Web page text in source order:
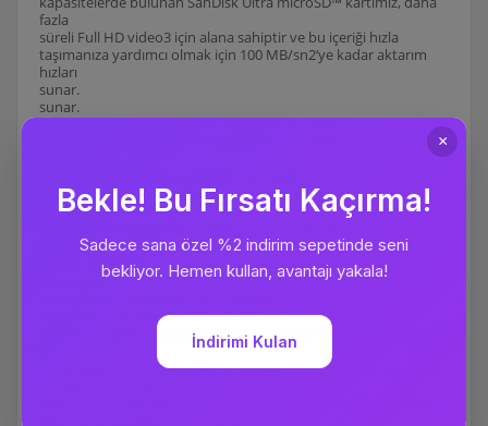
fazla
süreli Full HD video3 için alana sahiptir ve bu içeriği hızla
taşımanıza yardımcı olmak için 100 MB/sn2‘ye kadar aktarım
hızları
sunar.
sunar.
Android™ Akıllı Telefonlar ve Tabletler ile Çalışır
512 GB1 a kadar kapasiteler ile çekmek, kaydetmek ve
paylaşmak
dosyalar
için yer kalmayacağı konusunda endişelenmeden daha da uzun
100 MB/sn'ye2 Kadar Aktarım Hızları
İnanılmaz aktarım hızları, içeriğinizi taşırken beklemeye daha az
ayıracağınız anlamına gelir.